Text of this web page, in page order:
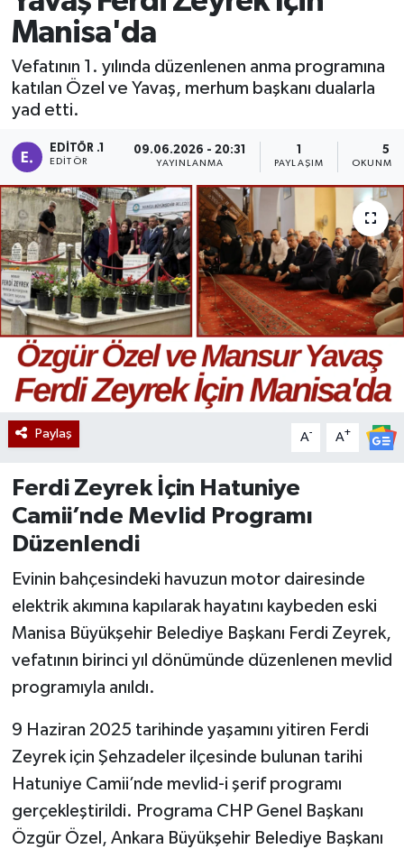
Manisa'da
Vefatının 1. yılında düzenlenen anma programına
katılan Özel ve Yavaş, merhum başkanı dualarla
yad etti.
EDITÖR .1
EDITÖR
09.06.2026 - 20:31
YAYINLANMA PAYLAŞIM
5
OKUNMA
Paylaş A- A+
Ferdi Zeyrek İçin Hatuniye
Camii’nde Mevlid Programı
Düzenlendi
Evinin bahçesindeki havuzun motor dairesinde
elektrik akımına kapılarak hayatını kaybeden eski
Manisa Büyükşehir Belediye Başkanı Ferdi Zeyrek,
vefatının birinci yıl dönümünde düzenlenen mevlid
programıyla anıldı.
9 Haziran 2025 tarihinde yaşamını yitiren Ferdi
Zeyrek için Şehzadeler ilçesinde bulunan tarihi
Hatuniye Camii’nde mevlid-i şerif programı
gerçekleştirildi. Programa CHP Genel Başkanı
Özgür Özel, Ankara Büyükşehir Belediye Başkanı
Manisaspor
Sağlık
Yaşam
Gizlilik Sözleşmesi
İletişim